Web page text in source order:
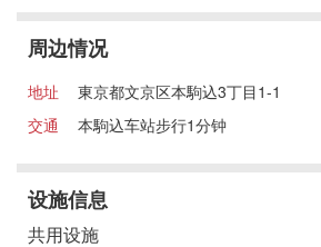
周边情况
地址
東京都文京区本駒込3丁目1-1
交通
本駒込车站步行1分钟
设施信息
共用设施